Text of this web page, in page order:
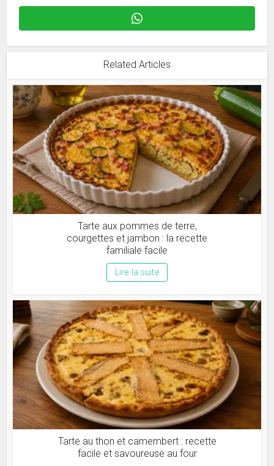
Related Articles
Tarte aux pommes de terre,
courgettes et jambon : la recette
familiale facile
Lire la suite
Tarte au thon et camembert : recette
facile et savoureuse au four